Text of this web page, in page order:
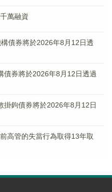
萬融資
債券將於2026年8月12日透
債券將於2026年8月12日透過
掛鉤債券將於2026年8月12日
高管的失當行為取得13年取